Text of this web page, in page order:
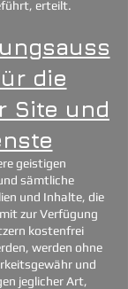
erteilt.
die
Site und
geistigen
sämtliche
und Inhalte, die
zur Verfügung
kostenfrei
werden ohne
und
jeglicher Art,